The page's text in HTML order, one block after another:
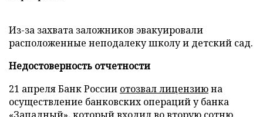
Из-за захвата заложников эвакуировали
расположенные неподалеку школу и детский сад.
Недостоверность отчетности
21 апреля Банк России отозвал лицензиюна
осуществление банковских операций у банка